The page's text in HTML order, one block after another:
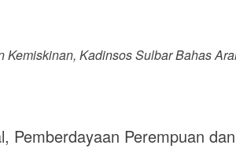
Kemiskinan, Kadinsos Sulbar Bahas
Pemberdayaan Perempuan